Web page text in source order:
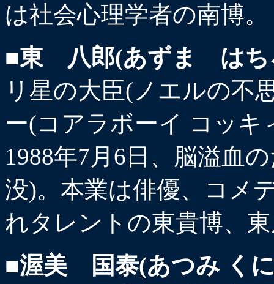
は社会心理学者の南博。
■東 八郎(あずま はち
リ星の大臣(ノエルの不
ー(コアラボーイ コッキ
1988年7月6日、脳溢血
没)。本業は俳優、コメ
れタレントの東貴博、
■渥美 国泰(あつみ く